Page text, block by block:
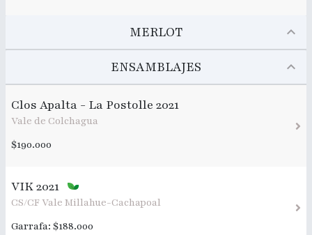
MERLOT
ENSAMBLAJES
Clos Apalta - La Postolle 2021
Vale de Colchagua
$190.000
VIK 2021
CS/CF Vale Millahue-Cachapoal
Garrafa: $188.000